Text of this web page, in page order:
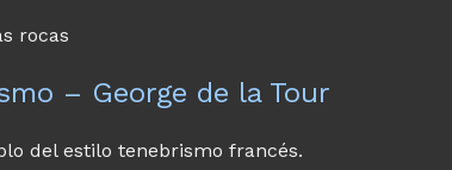
rocas
– George de la Tour
del estilo tenebrismo francés.